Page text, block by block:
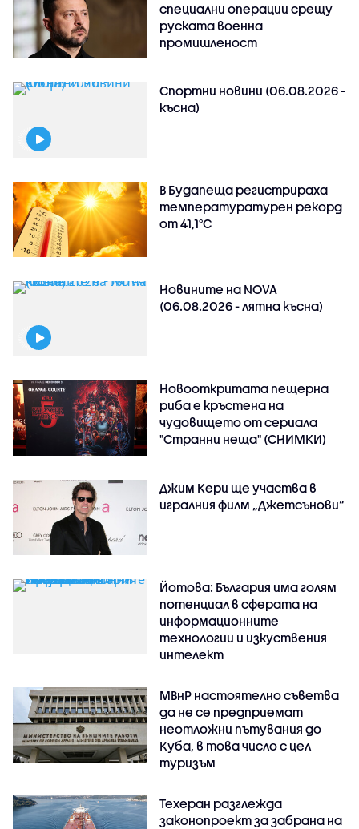
специални операции срещу
руската военна
промишленост
Спортни новини (06.08.2026 -
късна)
В Будапеща регистрираха
температуратурен рекорд
от 41,1°C
Новините на NOVA
(06.08.2026 - лятна късна)
Новооткритата пещерна
риба е кръстена на
чудовището от сериала
"Странни неща" (СНИМКИ)
Джим Кери ще участва в
игралния филм „Джетсънови“
Йотова: България има голям
потенциал в сферата на
информационните
технологии и изкуствения
интелект
МВнР настоятелно съветва
да не се предприемат
неотложни пътувания до
Куба, в това число с цел
туризъм
Техеран разглежда
законопроект за забрана на